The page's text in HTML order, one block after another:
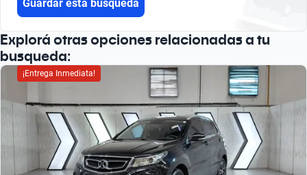
Guardar esta búsqueda
Explorá otras opciones relacionadas a tu
busqueda:
¡Entrega Inmediata!